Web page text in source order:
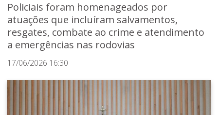
Policiais foram homenageados por
atuações que incluíram salvamentos,
resgates, combate ao crime e atendimento
a emergências nas rodovias
17/06/2026 16:30